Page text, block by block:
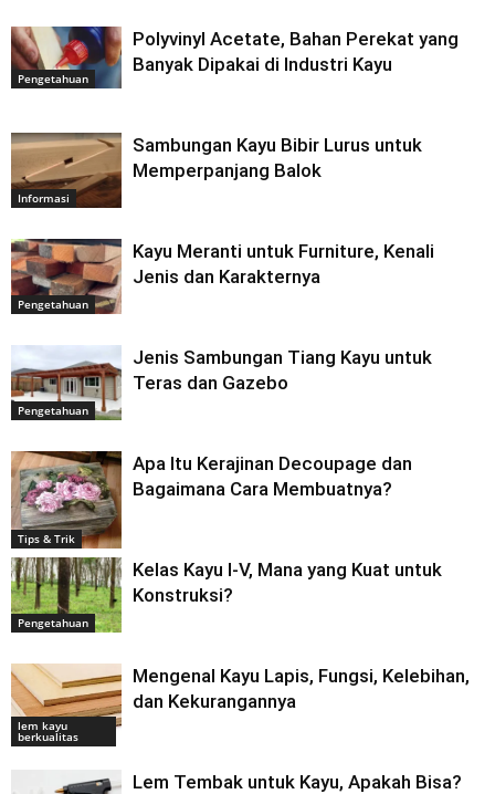
Pengetahuan
Polyvinyl Acetate, Bahan Perekat yang
Banyak Dipakai di Industri Kayu
Informasi
Sambungan Kayu Bibir Lurus untuk
Memperpanjang Balok
Pengetahuan
Kayu Meranti untuk Furniture, Kenali
Jenis dan Karakternya
Pengetahuan
Jenis Sambungan Tiang Kayu untuk
Teras dan Gazebo
Tips & Trik
Apa Itu Kerajinan Decoupage dan
Bagaimana Cara Membuatnya?
Pengetahuan
Kelas Kayu I-V, Mana yang Kuat untuk
Konstruksi?
lem kayu
berkualitas
Mengenal Kayu Lapis, Fungsi, Kelebihan,
dan Kekurangannya
Lem Tembak untuk Kayu, Apakah Bisa?